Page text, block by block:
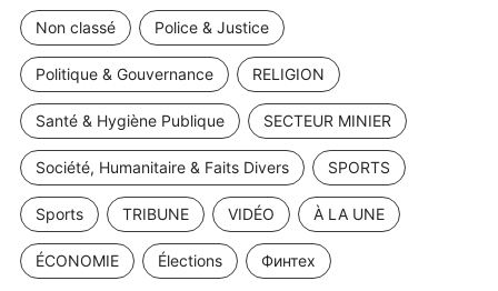
Non classé Police & Justice
Politique & Gouvernance RELIGION
Santé & Hygiène Publique SECTEUR MINIER
Société, Humanitaire & Faits Divers SPORTS
Sports TRIBUNE VIDÉO À LA UNE
ÉCONOMIE Élections Финтех